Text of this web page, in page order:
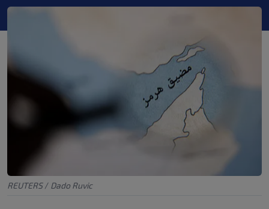
REUTERS / Dado Ruvic